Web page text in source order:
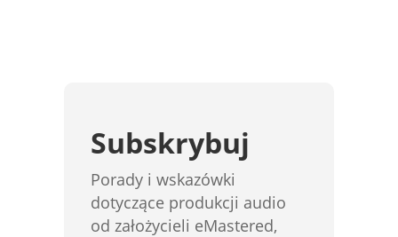
Subskrybuj
Porady i wskazówki
dotyczące produkcji audio
od założycieli eMastered,